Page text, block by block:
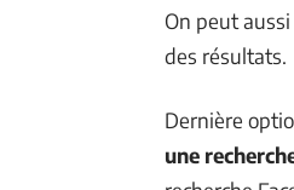
On peut
des résultats.
Dernière
une